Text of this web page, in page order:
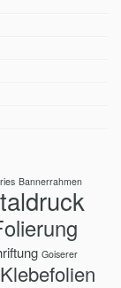
Bannerrahmen
Goiserer
Klebefolien